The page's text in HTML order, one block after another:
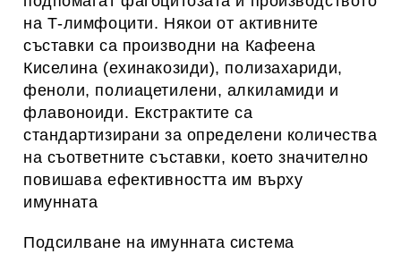
на Т-лимфоцити. Някои от активните
съставки са производни на Кафеена
Киселина (ехинакозиди), полизахариди,
феноли, полиацетилени, алкиламиди и
флавоноиди. Екстрактите са
стандартизирани за определени количества
на съответните съставки, което значително
повишава ефективността им върху
имунната
Подсилване на имунната система